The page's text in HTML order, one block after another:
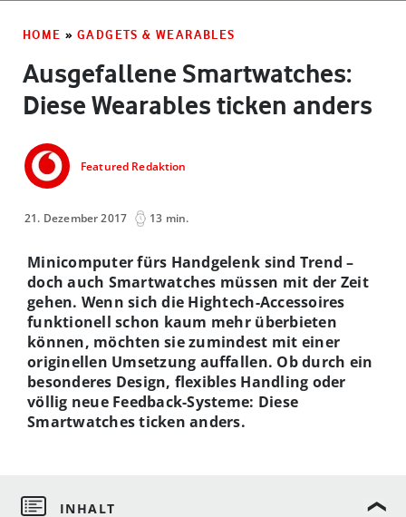
HOME » GADGETS & WEARABLES
Ausgefallene Smartwatches:
Diese Wearables ticken anders
Featured Redaktion
21. Dezember 2017 13 min.
Minicomputer fürs Handgelenk sind Trend –
doch auch Smartwatches müssen mit der Zeit
gehen. Wenn sich die Hightech-Accessoires
funktionell schon kaum mehr überbieten
können, möchten sie zumindest mit einer
originellen Umsetzung auffallen. Ob durch ein
besonderes Design, flexibles Handling oder
völlig neue Feedback-Systeme: Diese
Smartwatches ticken anders.